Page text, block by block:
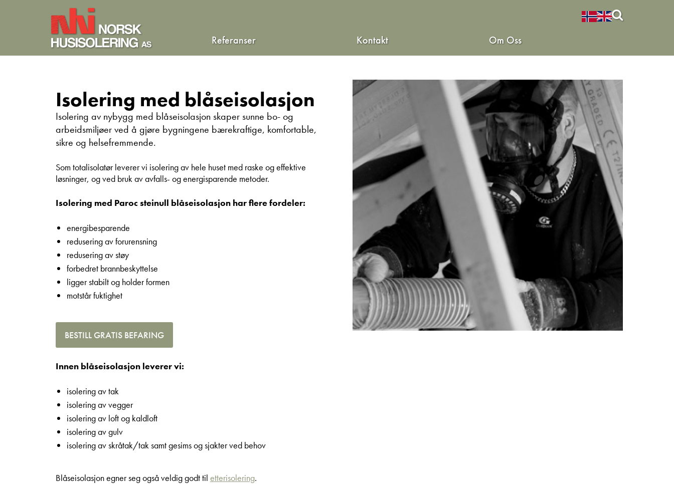
Referanser Kontakt Om Oss
Isolering med blåseisolasjon
Isolering av nybygg med blåseisolasjon skaper sunne bo- og
arbeidsmiljøer ved å gjøre bygningene bærekraftige, komfortable,
sikre og helsefremmende.
Som totalisolatør leverer vi isolering av hele huset med raske og effektive
løsninger, og ved bruk av avfalls- og energisparende metoder.
Isolering med Paroc steinull blåseisolasjon har flere fordeler:
energibesparende
redusering av forurensning
redusering av støy
forbedret brannbeskyttelse
ligger stabilt og holder formen
motstår fuktighet
BESTILL GRATIS BEFARING
Innen blåseisolasjon leverer vi:
isolering av tak
isolering av vegger
isolering av loft og kaldloft
isolering av gulv
isolering av skråtak/tak samt gesims og sjakter ved behov
Blåseisolasjon egner seg også veldig godt til etterisolering.